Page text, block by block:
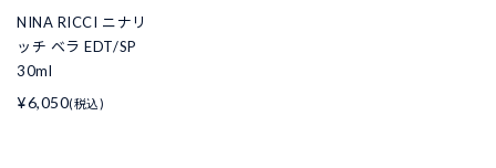
NINA RICCI ニナリ
ッチ ベラ EDT/SP
30ml
¥6,050(税込)